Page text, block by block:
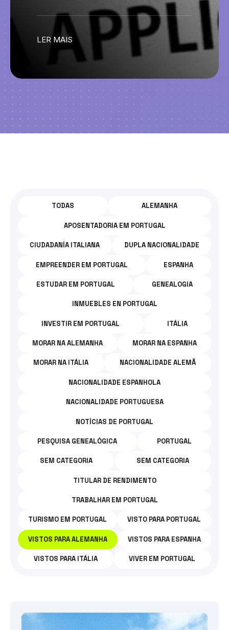
LER MAIS
CATEGORIA:
VISTOS
ALEMANHA.
TODAS ALEMANHA
APOSENTADORIA EM PORTUGAL
CIUDADANÍA ITALIANA DUPLA NACIONALIDADE
EMPREENDER EM PORTUGAL ESPANHA
ESTUDAR EM PORTUGAL GENEALOGIA
INMUEBLES EN PORTUGAL
INVESTIR EM PORTUGAL ITÁLIA
MORAR NA ALEMANHA MORAR NA ESPANHA
MORAR NA ITÁLIA NACIONALIDADE ALEMÃ
NACIONALIDADE ESPANHOLA
NACIONALIDADE PORTUGUESA
NOTÍCIAS DE PORTUGAL
PESQUISA GENEALÓGICA PORTUGAL
SEM CATEGORIA SEM CATEGORIA
TITULAR DE RENDIMENTO
TRABALHAR EM PORTUGAL
TURISMO EM PORTUGAL VISTO PARA PORTUGAL
VISTOS PARA ALEMANHA VISTOS PARA ESPANHA
VISTOS PARA ITÁLIA VIVER EM PORTUGAL